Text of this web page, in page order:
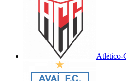
Atlético-